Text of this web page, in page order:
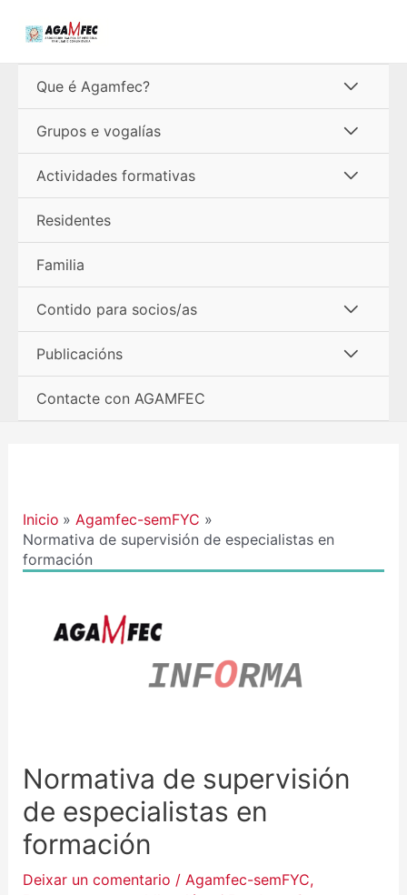
Que é Agamfec?
menú
Grupos e vogalías
menú
Actividades formativas
Residentes
Familia
Contido para socios/as
menú
Publicacións
Contacte con AGAMFEC
Inicio
Agamfec-semFYC
Normativa de supervisión de especialistas en
formación
Normativa de supervisión
de especialistas en
formación
Deixar un comentario / Agamfec-semFYC,